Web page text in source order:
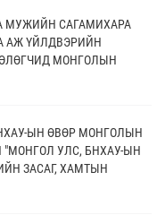
- 2026
БИЗНЕС АЯЛАЛ
МУЖИЙН САГАМИХАРА
АЖ ҮЙЛДВЭРИЙН
МОНГОЛЫН
АЖ ҮЙЛДВЭРИЙН
ЫН ӨВӨР МОНГОЛЫН
"МОНГОЛ УЛС, БНХАУ-ЫН
ЗАСАГ, ХАМТЫН
ЫГ ЗОХИОН